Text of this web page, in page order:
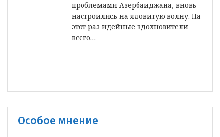
проблемами Азербайджана, вновь
настроились на ядовитую волну. На
этот раз идейные вдохновители
всего…
Особое мнение